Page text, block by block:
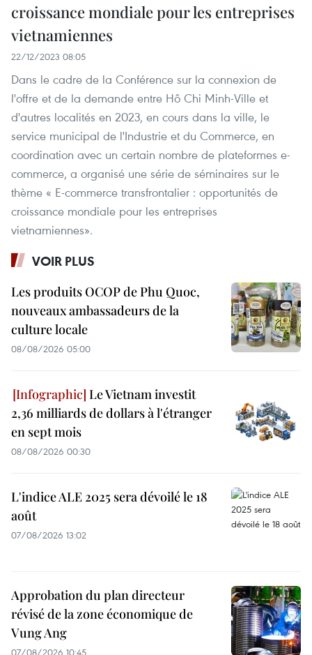
croissance mondiale pour les entreprises
vietnamiennes
22/12/2023 08:05
Dans le cadre de la Conférence sur la connexion de
l'offre et de la demande entre Hô Chi Minh-Ville et
d'autres localités en 2023, en cours dans la ville, le
service municipal de l'Industrie et du Commerce, en
coordination avec un certain nombre de plateformes e-
commerce, a organisé une série de séminaires sur le
thème « E-commerce transfrontalier : opportunités de
croissance mondiale pour les entreprises
vietnamiennes».
VOIR PLUS
Les produits OCOP de Phu Quoc,
nouveaux ambassadeurs de la
culture locale
08/08/2026 05:00
Le Vietnam investit
2,36 milliards de dollars à l'étranger
en sept mois
08/08/2026 00:30
L'indice ALE 2025 sera dévoilé le 18
août
07/08/2026 13:02
Approbation du plan directeur
révisé de la zone économique de
Vung Ang